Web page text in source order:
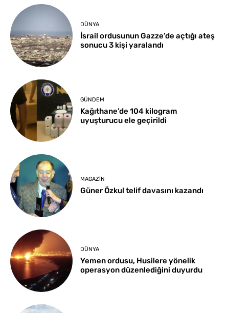
DÜNYA
İsrail ordusunun Gazze’de açtığı ateş
sonucu 3 kişi yaralandı
GÜNDEM
Kağıthane’de 104 kilogram
uyuşturucu ele geçirildi
MAGAZIN
Güner Özkul telif davasını kazandı
DÜNYA
Yemen ordusu, Husilere yönelik
operasyon düzenlediğini duyurdu